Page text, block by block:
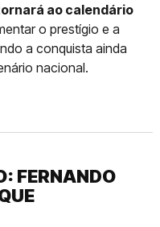
ao calendário
o prestígio e a
a conquista ainda
nacional.
FERNANDO